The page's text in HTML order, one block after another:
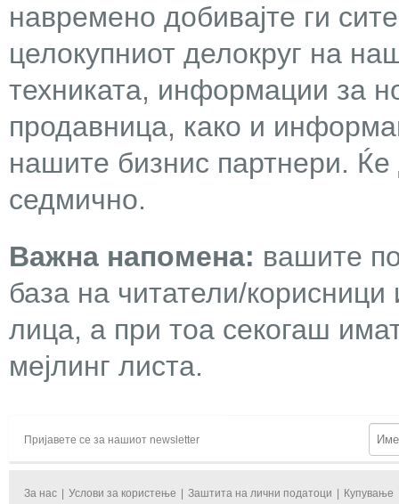
навремено добивајте ги
целокупниот делокруг на
техниката, информации за
продавница, како и
нашите бизнис партнери.
седмично.
Важна напомена: вашите
база на читатели/
лица, а при тоа секогаш
мејлинг листа.
Пријавете се за нашиот newsletter
За нас Услови за користење Заштита на лични податоци Купување